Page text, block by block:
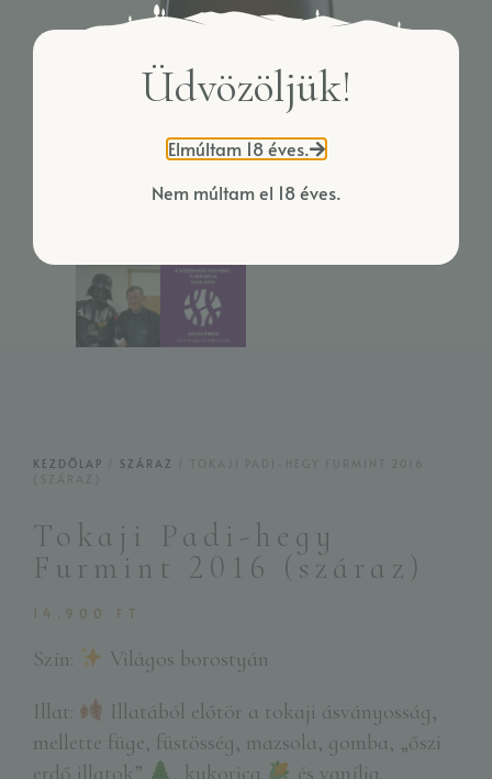
KEZDŐLAP SZÁRAZ
Tokaji Padi-hegy
Furmint 2016 (száraz)
14.900 FT
Szín:
Világos borostyán
Illat:
Illatából előtör a tokaji ásványosság,
mellette füge, füstösség, mazsola, gomba, „őszi
erdő illatok”
, kukorica
és vanília.
Üdvözöljük!
Elmúltam 18 éves.
Nem múltam el 18 éves.